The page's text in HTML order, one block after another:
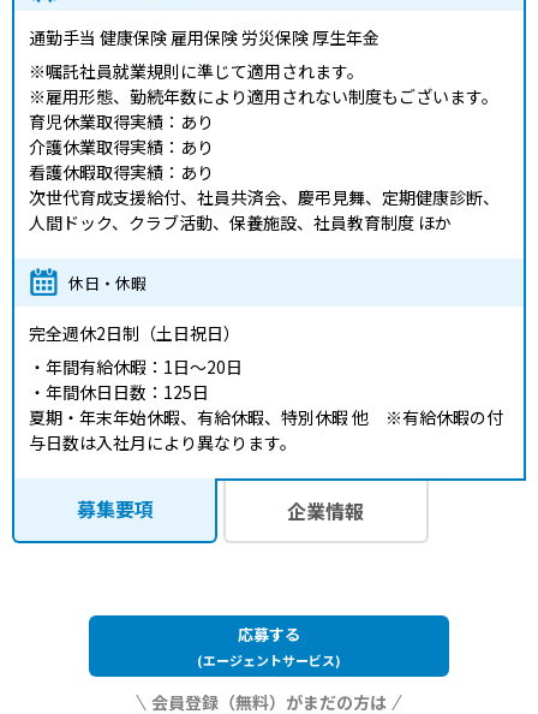
通勤手当 健康保険 雇用保険 労災保険 厚生年金
※嘱託社員就業規則に準じて適用されます。
※雇用形態、勤続年数により適用されない制度もございます。
育児休業取得実績：あり
介護休業取得実績：あり
看護休暇取得実績：あり
次世代育成支援給付、社員共済会、慶弔見舞、定期健康診断、
人間ドック、クラブ活動、保養施設、社員教育制度 ほか
休日・休暇
完全週休2日制（土日祝日）
・年間有給休暇：1日～20日
・年間休日日数：125日
夏期・年末年始休暇、有給休暇、特別休暇 他 ※有給休暇の付
与日数は入社月により異なります。
募集要項 企業情報
応募する
(エージェントサービス)